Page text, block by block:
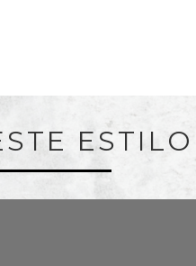
ESTILO